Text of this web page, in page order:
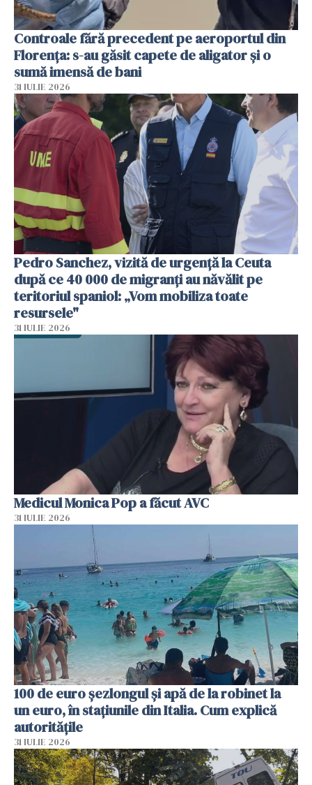
Controale fără precedent pe aeroportul din
Florența: s-au găsit capete de aligator și o
sumă imensă de bani
31 IULIE 2026
Pedro Sanchez, vizită de urgență la Ceuta
după ce 40 000 de migranți au năvălit pe
teritoriul spaniol: „Vom mobiliza toate
resursele"
31 IULIE 2026
Medicul Monica Pop a făcut AVC
31 IULIE 2026
100 de euro șezlongul și apă de la robinet la
un euro, în stațiunile din Italia. Cum explică
autoritățile
31 IULIE 2026